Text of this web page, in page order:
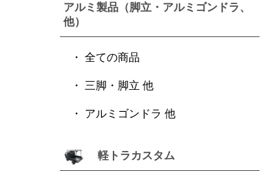
アルミ製品（脚立・アルミゴンドラ、
他）
全ての商品
三脚・脚立 他
アルミゴンドラ 他
軽トラカスタム